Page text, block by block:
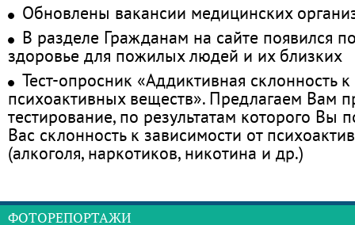
Обновлены вакансии медицинских
В разделе Гражданам на сайте появился
здоровье для пожилых людей и их близких
Тест-опросник «Аддиктивная склонность
психоактивных веществ». Предлагаем Вам
тестирование, по результатам которого Вы
Вас склонность к зависимости от
(алкоголя, наркотиков, никотина и др.)
ФОТОРЕПОРТАЖИ